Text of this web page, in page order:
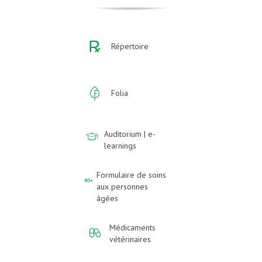
Répertoire
Folia
Auditorium | e-
learnings
Formulaire de soins
aux personnes
âgées
Médicaments
vétérinaires